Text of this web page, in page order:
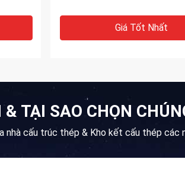
Giá Tốt Nhất
TẠI SAO CHỌN
nhà cấu trúc thép & Kho kết cấu thép các